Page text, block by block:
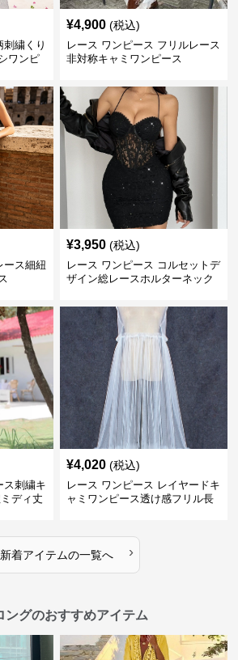
繍くり
ワンピ
¥4,900 (税込)
レース ワンピース フリルレース
非対称キャミワンピース
ース細紐
¥3,950 (税込)
レース ワンピース コルセットデ
ザイン総レースホルターネック
ス刺繍キ
ディ丈
¥4,020 (税込)
レース ワンピース レイヤードキ
ャミワンピース透け感フリル長
新着アイテムの一覧へ ›
ングのおすすめアイテム